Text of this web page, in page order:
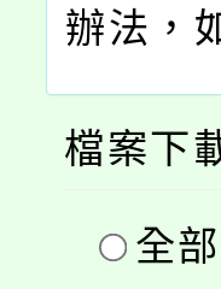
辦法，
檔案下
全